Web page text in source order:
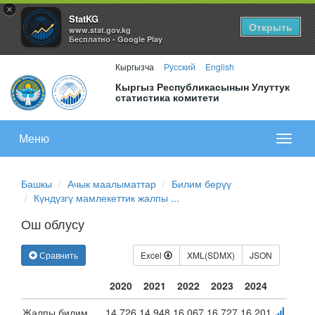
×
StatKG
www.stat.gov.kg
Бесплатно - Google Play
Открыть
Кыргызча Русский English
Кыргыз Республикасынын Улуттук
статистика комитети
меню
Меню
Башкы Ачык маалыматтар
Билим берүү
Күндүзгү мамлекеттик жалпы ...
Ош облусу
Сравнить Excel XML(SDMX) JSON
2020 2021 2022 2023
2024
Жалпы билим
14 726 14 948 16 067 16 727 16 201